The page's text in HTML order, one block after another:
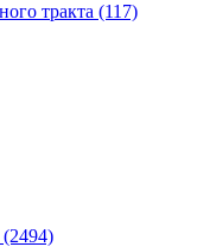
тракта (117)
(2494)